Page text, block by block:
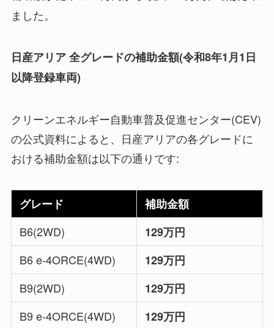
ました。
日産アリア 全グレードの補助金額(令和8年1月1日
以降登録車両)
クリーンエネルギー自動車普及促進センター(CEV)
の公式資料によると、日産アリアの各グレードに
おける補助金額は以下の通りです:
グレード
補助金額
B6(2WD)
129万円
B6 e-4ORCE(4WD)
129万円
B9(2WD)
129万円
B9 e-4ORCE(4WD)
129万円